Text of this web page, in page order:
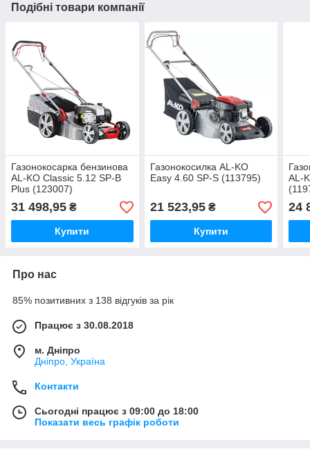
Подібні товари компанії
Газонокосарка бензинова
AL-KO Classic 5.12 SP-B
Plus (123007)
31 498,95 ₴
Купити
Газонокосилка AL-KO
Easy 4.60 SP-S (113795)
21 523,95₴
Купити
AL-
24
Про нас
85% позитивних з 138 відгуків за рік
Працює з 30.08.2018
м. Дніпро
Дніпро, Україна
Контакти
Сьогодні працює з 09:00 до 18:00
Показати весь графік роботи